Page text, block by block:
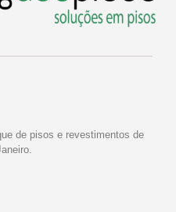
de pisos e revestimentos de